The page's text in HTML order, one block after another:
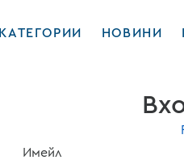
КАТЕГОРИИ НОВИНИ
Имейл